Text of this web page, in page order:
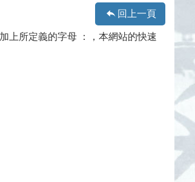
回上一頁
加上所定義的字母 ：，本網站的快速